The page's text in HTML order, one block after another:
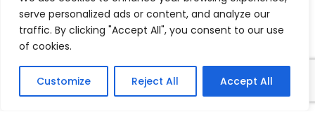
serve personalized ads or content, and analyze our
traffic. By clicking "Accept All", you consent to our use
of cookies.
Customize Reject All Accept All
Copyright 2021 HV-A, All Right Reserved